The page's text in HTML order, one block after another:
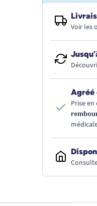
Voir les
Agréé
Prise